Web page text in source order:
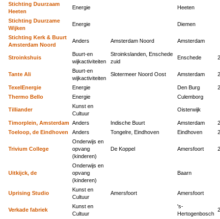
Stichting Duurzaam
Heeten
Energie Heeten
Stichting Duurzame
Wijken
Energie Diemen
Stichting Kerk & Buurt
Amsterdam Noord
Anders Amsterdam Noord Amsterdam
Stroinkshuis
Buurt-en
wijkactiviteiten
Stroinkslanden, Enschede
zuid
Enschede
Tante Ali
Buurt-en
wijkactiviteiten
Slotermeer Noord Oost Amsterdam
TexelEnergie Energie Den Burg
Thermo Bello
Energie Culemborg
Tilliander
Kunst en
Cultuur
Oisterwijk
Timorplein, Amsterdam Anders Indische Buurt Amsterdam
Toeloop, de Eindhoven
Anders Tongelre, Eindhoven Eindhoven
Trivium College
Onderwijs en
opvang
(kinderen)
De Koppel Amersfoort
Uitkijck, de
Onderwijs en
opvang
(kinderen)
Baarn
Uprising Studio
Kunst en
Cultuur
Amersfoort Amersfoort
Verkade fabriek
Kunst en
Cultuur
's-
Hertogenbosch